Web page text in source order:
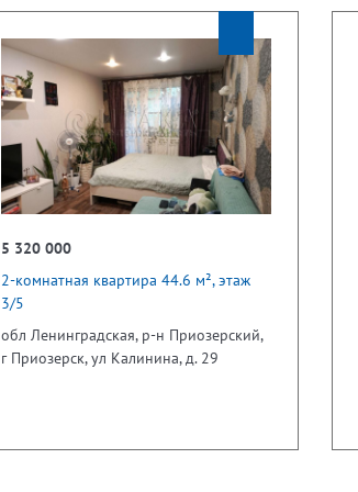
5 320 000
2-комнатная квартира 44.6 м², этаж
3/5
обл Ленинградская, р-н Приозерский,
г Приозерск, ул Калинина, д. 29